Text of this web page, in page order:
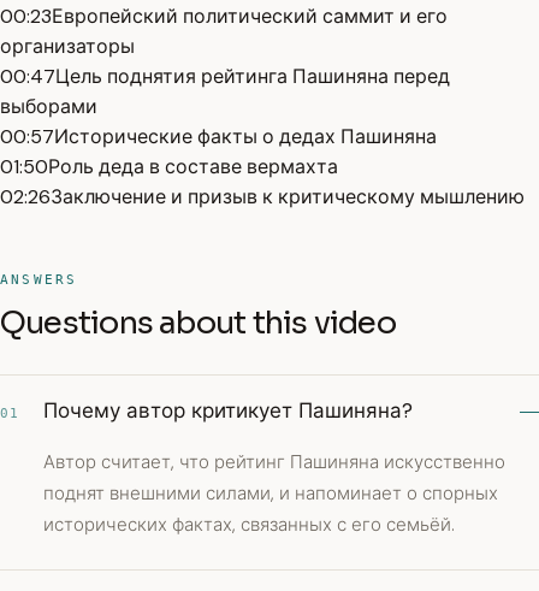
00:23Европейский политический саммит и его
организаторы
00:47Цель поднятия рейтинга Пашиняна перед
выборами
00:57Исторические факты о дедах Пашиняна
01:50Роль деда в составе вермахта
02:26Заключение и призыв к критическому мышлению
ANSWERS
Questions about this video
01 Почему автор критикует Пашиняна?
Автор считает, что рейтинг Пашиняна искусственно
поднят внешними силами, и напоминает о спорных
исторических фактах, связанных с его семьёй.